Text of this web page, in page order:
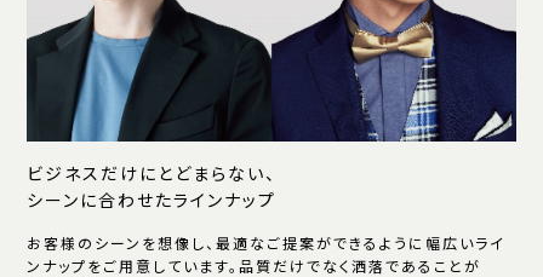
ビジネスだけにとどまらない、
シーンに合わせたラインナップ
お客様のシーンを想像し、最適なご提案ができるように幅広いライ
ンナップをご用意しています。品質だけでなく洒落であることが